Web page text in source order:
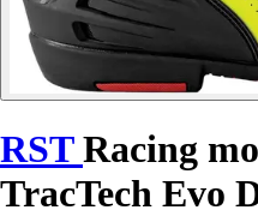
RSTRacing
TracTech Evo